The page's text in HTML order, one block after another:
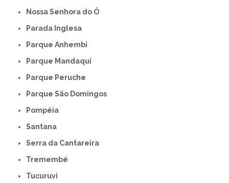
Nossa Senhora do Ó
Parada Inglesa
Parque Anhembi
Parque Mandaqui
Parque Peruche
Parque São Domingos
Pompéia
Santana
Serra da Cantareira
Tremembé
Tucuruvi